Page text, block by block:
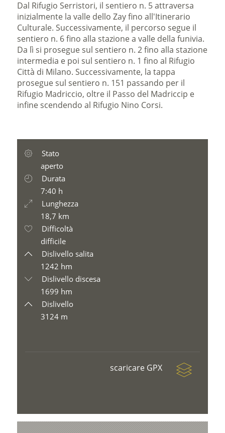
Dal Rifugio Serristori, il sentiero n. 5 attraversa
inizialmente la valle dello Zay fino all'Itinerario
Culturale. Successivamente, il percorso segue il
sentiero n. 6 fino alla stazione a valle della funivia.
Da lì si prosegue sul sentiero n. 2 fino alla stazione
intermedia e poi sul sentiero n. 1 fino al Rifugio
Città di Milano. Successivamente, la tappa
prosegue sul sentiero n. 151 passando per il
Rifugio Madriccio, oltre il Passo del Madriccip e
infine scendendo al Rifugio Nino Corsi.
Stato
aperto
Durata
7:40 h
Lunghezza
18,7 km
Difficoltà
difficile
Dislivello salita
1242 hm
Dislivello discesa
1699 hm
Dislivello
3124 m
scaricare GPX